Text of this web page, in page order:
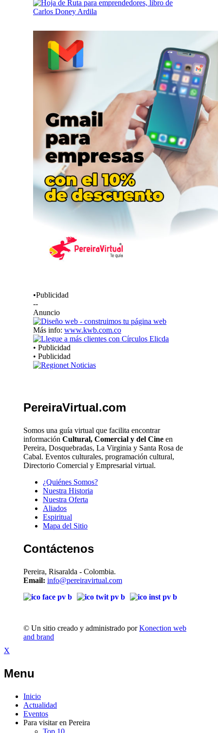
•Publicidad
--
Anuncio
Más info: www.kwb.com.co
• Publicidad
• Publicidad
PereiraVirtual.com
Somos una guía virtual que facilita encontrar
información Cultural, Comercial y del Cine en
Pereira, Dosquebradas, La Virginia y Santa Rosa de
Cabal. Eventos culturales, programación cultural,
Directorio Comercial y Empresarial virtual.
¿Quiénes Somos?
Nuestra Historia
Nuestra Oferta
Aliados
Espiritual
Mapa del Sitio
Contáctenos
Pereira, Risaralda - Colombia.
Email: info@pereiravirtual.com
© Un sitio creado y administrado porKonection web
and brand
X
Menu
Inicio
Actualidad
Eventos
Para visitar en Pereira
Top 10